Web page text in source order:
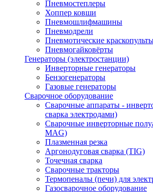
Пневмостеплеры
Хоппер ковши
Пневмошлифмашины
Пневмодрели
Пневмотические
Пневмогайковёрты
Генераторы (электростанции)
Инверторные генераторы
Бензогенераторы
Газовые генераторы
Сварочное оборудование
Сварочные аппараты -
сварка электродами)
Сварочные инверторные
MAG)
Плазменная резка
Аргонодуговая сварка (TIG)
Точечная сварка
Сварочные тракторы
Термопеналы (печи) для
Газосварочное оборудование